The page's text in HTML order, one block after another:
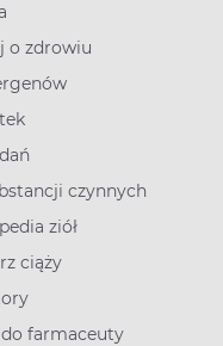
o zdrowiu
czynnych
ziół
ciąży
farmaceuty